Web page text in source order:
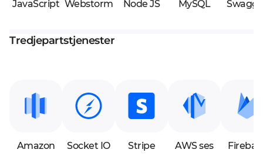
JavaScript Webstorm Node JS MySQL
Tredjepartstjenester
Amazon Socket IO Stripe AWS ses